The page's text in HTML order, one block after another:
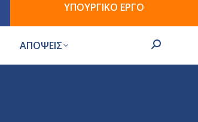
ΥΠΟΥΡΓΙΚΟ ΕΡΓΟ
ΑΠΟΨΕΙΣ Search: